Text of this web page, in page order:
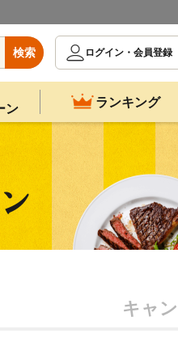
検索
ログイン・会員登録
ン ランキング
キャ